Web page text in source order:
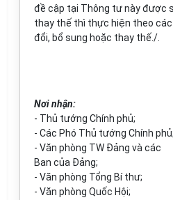
đề cập tại Thông tư này được
thay thế thì thực hiện theo
đổi, bổ sung hoặc thay thế./.
Nơi nhận:
- Thủ tướng Chính phủ;
- Các Phó Thủ tướng Chính phủ;
- Văn phòng TW Đảng và các
Ban của Đảng;
- Văn phòng Tổng Bí thư;
- Văn phòng Quốc Hội;